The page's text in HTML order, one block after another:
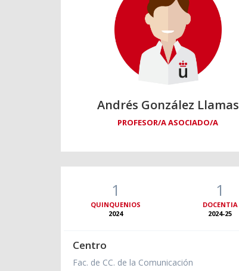
Andrés González Llamas
PROFESOR/A ASOCIADO/A
1
QUINQUENIOS
2024
1
DOCENTIA
2024-25
Centro
Fac. de CC. de la Comunicación